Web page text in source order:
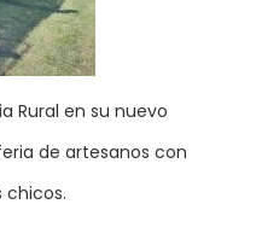
Rural en su nuevo
de artesanos con
chicos.